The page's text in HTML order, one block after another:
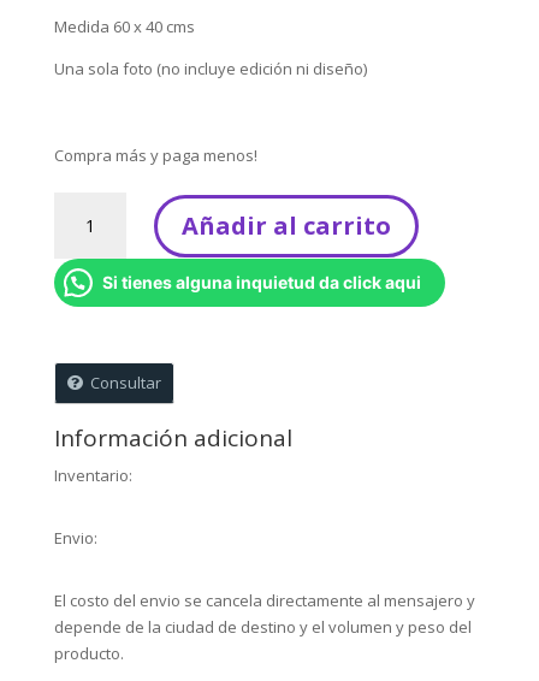
Medida 60 x 40 cms
Una sola foto (no incluye edición ni diseño)
Compra más y paga menos!
retablo
60
x
40
-
Matrimonio
Dios
nos
Añadir al carrito
Si tienes alguna inquietud da click aqui
Consultar
Información adicional
Inventario:
Envio:
El costo del envio se cancela directamente al mensajero y
depende de la ciudad de destino y el volumen y peso del
producto.